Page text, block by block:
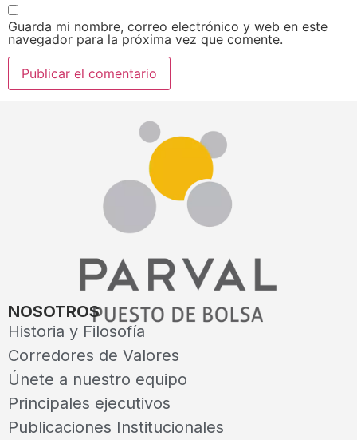
Guarda mi nombre, correo electrónico y web en este
navegador para la próxima vez que comente.
NOSOTROS
Historia y Filosofía
Corredores de Valores
Únete a nuestro equipo
Principales ejecutivos
Publicaciones Institucionales